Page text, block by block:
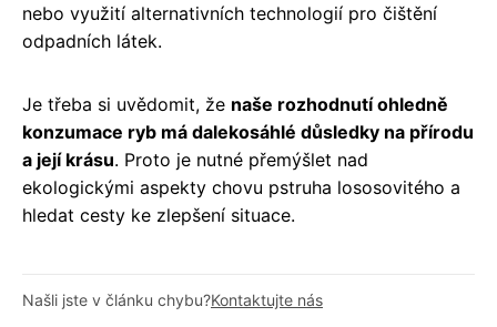
nebo využití alternativních technologií pro čištění
odpadních látek.
Je třeba si uvědomit, že naše rozhodnutí ohledně
konzumace ryb má dalekosáhlé důsledky na přírodu
a její krásu. Proto je nutné přemýšlet nad
ekologickými aspekty chovu pstruha lososovitého a
hledat cesty ke zlepšení situace.
Našli jste v článku chybu?Kontaktujte nás